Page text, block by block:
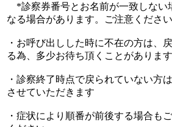
*診察券番号とお名前が一致しない
なる場合があります。ご注意ください
・お呼び出しした時に不在の方は、
る為、多少お待ち頂くことがあります
・診察終了時点で戻られていない方
させていただきます
・症状により順番が前後する場合も